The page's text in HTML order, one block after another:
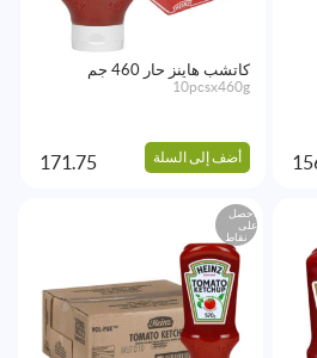
كاتشب هاينز حار 460 جم
10pcsx460g
أضف إلى السلة 171.75
احصل
على
نقاط